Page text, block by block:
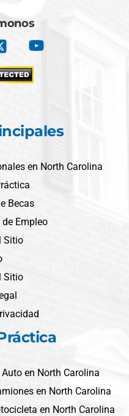
en North Carolina
Becas
Empleo
Sitio
Sitio
en North Carolina
en North Carolina
en North Carolina